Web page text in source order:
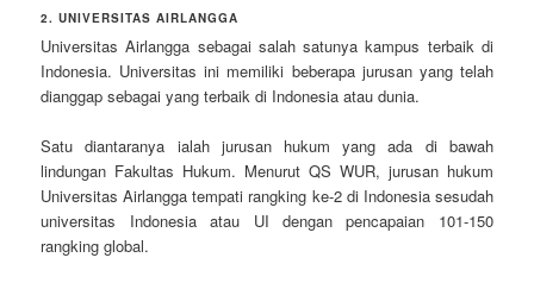
2. UNIVERSITAS AIRLANGGA
Universitas Airlangga sebagai salah satunya kampus terbaik di
Indonesia. Universitas ini memiliki beberapa jurusan yang telah
dianggap sebagai yang terbaik di Indonesia atau dunia.
Satu diantaranya ialah jurusan hukum yang ada di bawah
lindungan Fakultas Hukum. Menurut QS WUR, jurusan hukum
Universitas Airlangga tempati rangking ke-2 di Indonesia sesudah
universitas Indonesia atau UI dengan pencapaian 101-150
rangking global.